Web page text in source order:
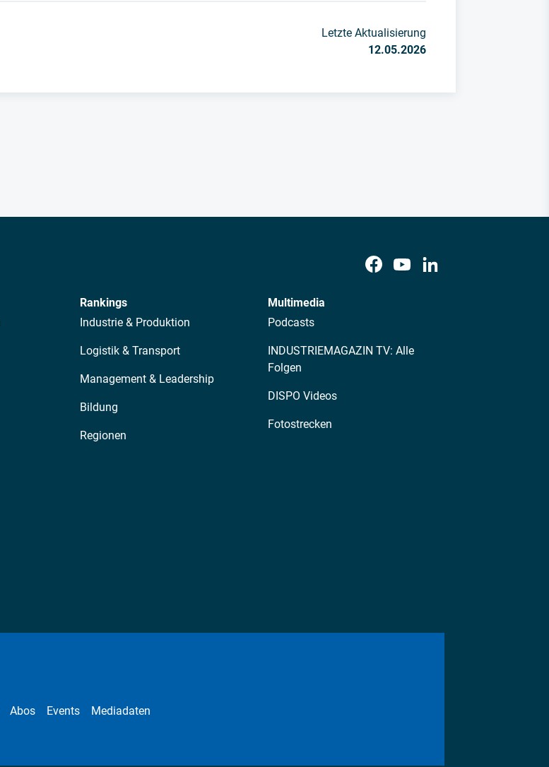
Letzte Aktualisierung
12.05.2026
Rankings
Industrie & Produktion
Logistik & Transport
Management & Leadership
Bildung
Regionen
Multimedia
Podcasts
INDUSTRIEMAGAZIN TV: Alle
Folgen
DISPO Videos
Fotostrecken
Abos Events Mediadaten